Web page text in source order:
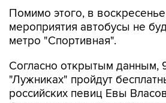
метро "Спортивная".
Согласно открытым данным, 9
российских певиц Евы
Они являются частью
и фестиваля спортивных